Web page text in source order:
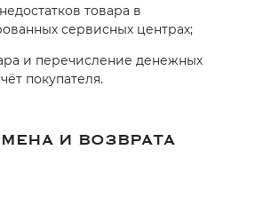
товара в
сервисных центрах;
и перечисление денежных
покупателя.
И ВОЗВРАТА
сегодня только
любого банка